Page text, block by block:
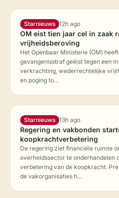
Starnieuws 12h ago
OM eist tien jaar cel in zaak
vrijheidsberoving
Het Openbaar Ministerie (OM)
gevangenisstraf geëist tegen een
verkrachting, wederrechtelijke
en poging to...
Starnieuws 13h ago
Regering en vakbonden
koopkrachtverbetering
De regering ziet financiële ruimte
overheidssector te onderhandelen
verbetering van de koopkracht.
de vakorganisaties h...